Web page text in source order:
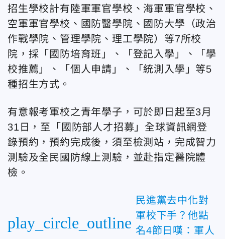
招生學校計有陸軍軍官學校、海軍軍官學校、
空軍軍官學校、國防醫學院、國防大學（政治
作戰學院、管理學院、理工學院）等7所校
院，採「國防培育班」、「登記入學」、「學
校推薦」、「個人申請」、「統測入學」等5
種招生方式。
有意報考軍校之青年學子，可於即日起至3月
31日，至「國防部人才招募」全球資訊網登
錄預約，預約完成後，須至檢測站，完成智力
測驗及全民國防線上測驗，並赴指定醫院體
檢。
play_circle_outline
民進黨去中化對
軍校下手？他點
名4節日嘆：軍人